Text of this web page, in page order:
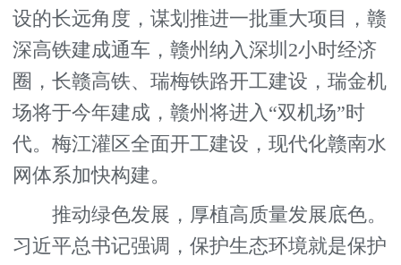
设的长远角度，谋划推进一批重大项目，赣
深高铁建成通车，赣州纳入深圳2小时经济
圈，长赣高铁、瑞梅铁路开工建设，瑞金机
场将于今年建成，赣州将进入“双机场”时
代。梅江灌区全面开工建设，现代化赣南水
网体系加快构建。
推动绿色发展，厚植高质量发展底色。
习近平总书记强调，保护生态环境就是保护